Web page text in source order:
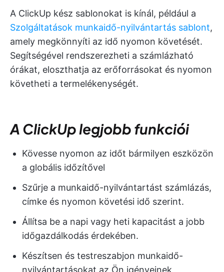
A ClickUp kész sablonokat is kínál, például a
Szolgáltatások munkaidő-nyilvántartás sablont,
amely megkönnyíti az idő nyomon követését.
Segítségével rendszerezheti a számlázható
órákat, eloszthatja az erőforrásokat és nyomon
követheti a termelékenységét.
A ClickUp legjobb funkciói
Kövesse nyomon az időt bármilyen eszközön
a globális időzítővel
Szűrje a munkaidő-nyilvántartást számlázás,
címke és nyomon követési idő szerint.
Állítsa be a napi vagy heti kapacitást a jobb
időgazdálkodás érdekében.
Készítsen és testreszabjon munkaidő-
nyilvántartásokat az Ön igényeinek